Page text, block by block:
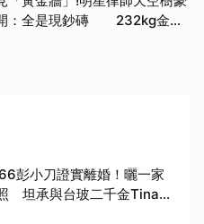
：全是現鈔磚 232kg金山
彭小刀證實離婚！曬一家
坦承與台玻二千金Tina已
間